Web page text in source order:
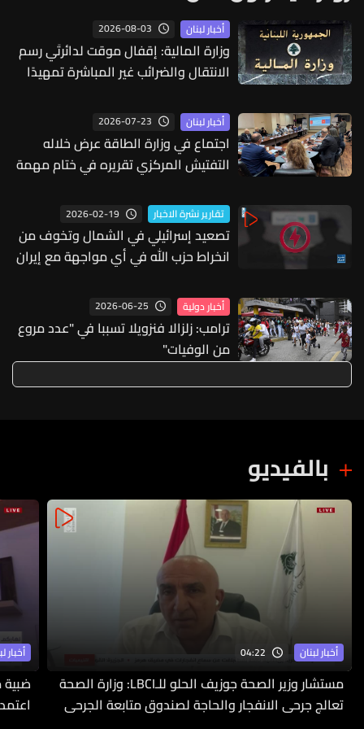
أخبار لبنان 2026-08-03
وزارة المالية: إقفال موقت لدائرتَي رسم
الانتقال والضرائب غير المباشرة تمهيدًا
أخبار لبنان 2026-07-23
اجتماع في وزارة الطاقة عرض خلاله
التفتيش المركزي تقريره في ختام مهمة
مياه بيروت ضمن مشروع RAP
تقارير نشرة الاخبار 2026-02-19
تصعيد إسرائيلي في الشمال وتخوف من
انخراط حزب الله في أي مواجهة مع إيران
أخبار دولية 2026-06-25
ترامب: زلزالا فنزويلا تسببا في "عدد مروع
من الوفيات"
بالفيديو
أخبار لبنان 04:22
مستشار وزير الصحة جوزيف الحلو للـLBCI: وزارة الصحة
تعالج جرحى الانفجار والحاجة لصندوق متابعة الجرحى
أخبار
ضبية